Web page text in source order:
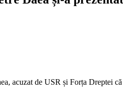
acuzat de USR și Forța Dreptei